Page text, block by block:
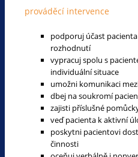
prováděcí intervence
podporuj účast
rozhodnutí
vypracuj spolu s
individuální situace
umožni komunikaci
dbej na soukromí
zajisti příslušné
veď pacienta k aktivní
poskytni pacientovi
činnosti